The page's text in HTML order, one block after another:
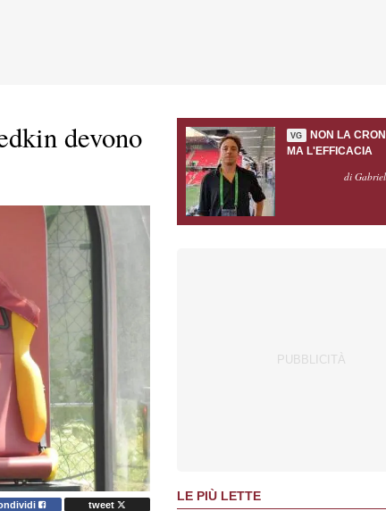
devono
tweet
VG
NON LA
MA L'EFFICACIA
di
LE PIÙ LETTE